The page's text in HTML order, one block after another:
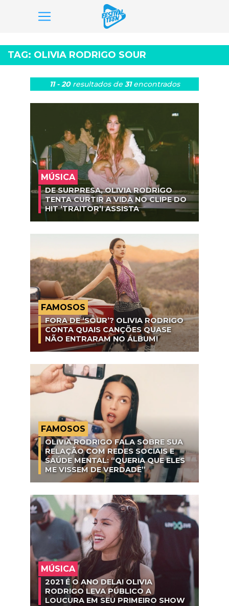
para
o
conteúdo
TAG: OLIVIA RODRIGO SOUR
11 - 20resultados de 31encontrados
MÚSICA
DE SURPRESA, OLIVIA RODRIGO
TENTA CURTIR A VIDA NO CLIPE DO
HIT ‘TRAITOR’! ASSISTA
FAMOSOS
FORA DE ‘SOUR’? OLIVIA RODRIGO
CONTA QUAIS CANÇÕES QUASE
NÃO ENTRARAM NO ÁLBUM!
FAMOSOS
OLIVIA RODRIGO FALA SOBRE SUA
RELAÇÃO COM REDES SOCIAIS E
SAÚDE MENTAL: “QUERIA QUE ELES
ME VISSEM DE VERDADE”
MÚSICA
2021 É O ANO DELA! OLIVIA
RODRIGO LEVA PÚBLICO A
LOUCURA EM SEU PRIMEIRO SHOW